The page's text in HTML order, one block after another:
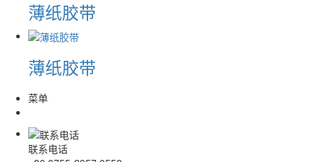
薄纸胶带
薄纸胶带
菜单
联系电话